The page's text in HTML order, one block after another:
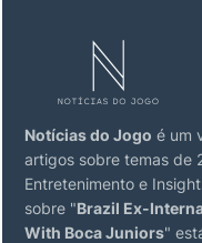
Notícias do Jogo é um
artigos sobre temas de
Entretenimento e
sobre "Brazil Ex-
With Boca Juniors"